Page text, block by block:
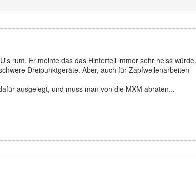
rum. Er meinte das das Hinterteil immer sehr heiss würde.
Dreipunktgeräte. Aber, auch für Zapfwellenarbeiten
ausgelegt, und muss man von die MXM abraten...